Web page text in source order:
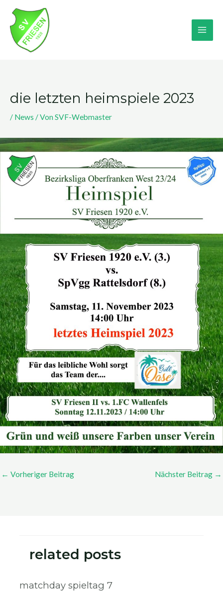
Inhalt
springen
die letzten heimspiele 2023
/ News / VonSVF-Webmaster
← Vorheriger Beitrag Nächster Beitrag →
related posts
matchday spieltag 7